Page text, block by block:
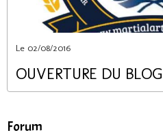
Le 02/08/2016
OUVERTURE DU BLOG
Forum